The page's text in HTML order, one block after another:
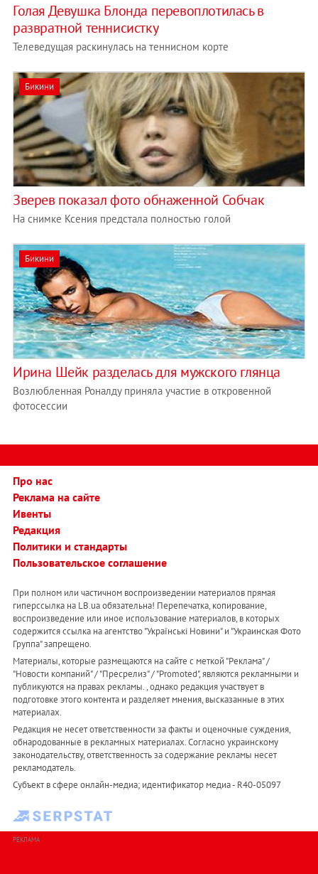
Голая Девушка Блонда перевоплотилась в
развратной теннисистку
Телеведущая раскинулась на теннисном корте
Бикини
Зверев показал фото обнаженной Собчак
На снимке Ксения предстала полностью голой
Бикини
Ирина Шейк разделась для мужского глянца
Возлюбленная Роналду приняла участие в откровенной
фотосессии
Про нас
Реклама на сайте
Ивенты
Редакция
Политики и стандарты
Пользовательское соглашение
При полном или частичном воспроизведении материалов прямая
гиперссылка на LB.ua обязательна! Перепечатка, копирование,
воспроизведение или иное использование материалов, в которых
содержится ссылка на агентство "Українськi Новини" и "Украинская Фото
Группа" запрещено.
Материалы, которые размещаются на сайте с меткой "Реклама" /
"Новости компаний" / "Пресрелиз" / "Promoted", являются рекламными и
публикуются на правах рекламы. , однако редакция участвует в
подготовке этого контента и разделяет мнения, высказанные в этих
материалах.
Редакция не несет ответственности за факты и оценочные суждения,
обнародованные в рекламных материалах. Согласно украинскому
законодательству, ответственность за содержание рекламы несет
рекламодатель.
Субъект в сфере онлайн-медиа; идентификатор медиа - R40-05097
РЕКЛАМА